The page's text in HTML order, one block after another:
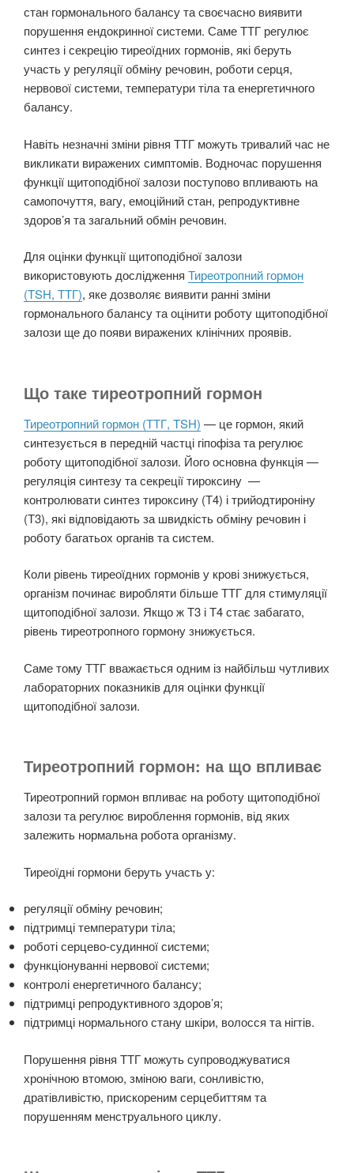
стан гормонального балансу та своєчасно виявити
порушення ендокринної системи. Саме ТТГ регулює
синтез і секрецію тиреоїдних гормонів, які беруть
участь у регуляції обміну речовин, роботи серця,
нервової системи, температури тіла та енергетичного
балансу.
Навіть незначні зміни рівня ТТГ можуть тривалий час не
викликати виражених симптомів. Водночас порушення
функції щитоподібної залози поступово впливають на
самопочуття, вагу, емоційний стан, репродуктивне
здоров’я та загальний обмін речовин.
Для оцінки функції щитоподібної залози
використовують дослідження Тиреотропний гормон
(TSH, ТТГ), яке дозволяє виявити ранні зміни
гормонального балансу та оцінити роботу щитоподібної
залози ще до появи виражених клінічних проявів.
Що таке тиреотропний гормон
Тиреотропний гормон (ТТГ, TSH) — це гормон, який
синтезується в передній частці гіпофіза та регулює
роботу щитоподібної залози. Його основна функція —
регуляція синтезу та секреції тироксину —
контролювати синтез тироксину (Т4) і трийодтироніну
(Т3), які відповідають за швидкість обміну речовин і
роботу багатьох органів та систем.
Коли рівень тиреоїдних гормонів у крові знижується,
організм починає виробляти більше ТТГ для стимуляції
щитоподібної залози. Якщо ж Т3 і Т4 стає забагато,
рівень тиреотропного гормону знижується.
Саме тому ТТГ вважається одним із найбільш чутливих
лабораторних показників для оцінки функції
щитоподібної залози.
Тиреотропний гормон: на що впливає
Тиреотропний гормон впливає на роботу щитоподібної
залози та регулює вироблення гормонів, від яких
залежить нормальна робота організму.
Тиреоїдні гормони беруть участь у:
регуляції обміну речовин;
підтримці температури тіла;
роботі серцево-судинної системи;
функціонуванні нервової системи;
контролі енергетичного балансу;
підтримці репродуктивного здоров’я;
підтримці нормального стану шкіри, волосся та нігтів.
Порушення рівня ТТГ можуть супроводжуватися
хронічною втомою, зміною ваги, сонливістю,
дратівливістю, прискореним серцебиттям та
порушенням менструального циклу.